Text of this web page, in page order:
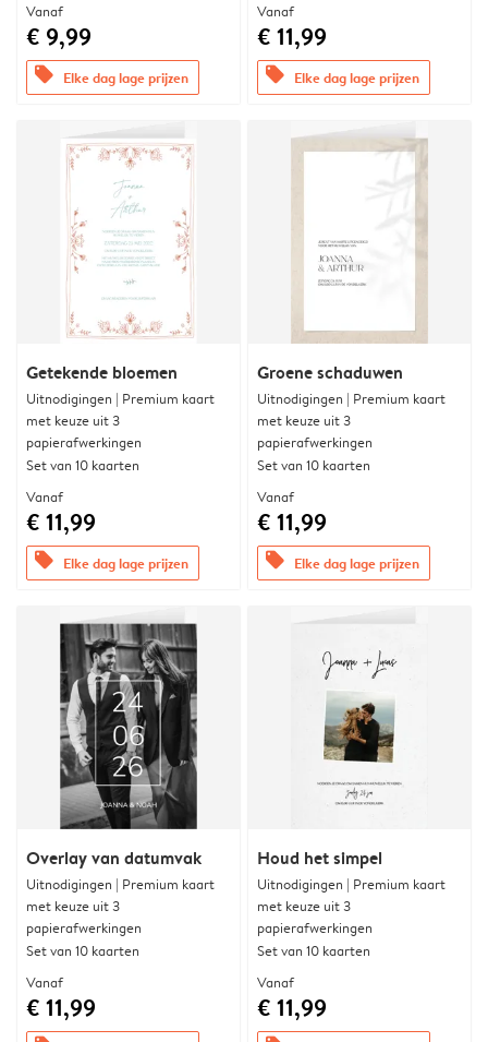
Vanaf
€ 9,99
offers Elke dag lage prijzen
Vanaf
€ 11,99
offers Elke dag lage prijzen
Getekende bloemen
Uitnodigingen | Premium kaart
met keuze uit 3
papierafwerkingen
Set van 10 kaarten
Vanaf
€ 11,99
offers Elke dag lage prijzen
Groene schaduwen
Uitnodigingen | Premium kaart
met keuze uit 3
papierafwerkingen
Set van 10 kaarten
Vanaf
€ 11,99
offers Elke dag lage prijzen
Overlay van datumvak
Uitnodigingen | Premium kaart
met keuze uit 3
papierafwerkingen
Set van 10 kaarten
Vanaf
€ 11,99
Houd het simpel
Uitnodigingen | Premium kaart
met keuze uit 3
papierafwerkingen
Set van 10 kaarten
Vanaf
€ 11,99